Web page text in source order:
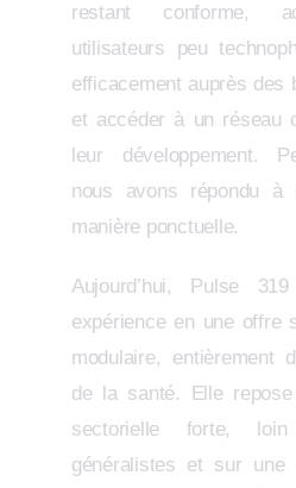
restant conforme,
utilisateurs peu
efficacement auprès des
et accéder à un réseau
leur développement.
nous avons répondu à
manière ponctuelle.
Aujourd’hui, Pulse
expérience en une offre
modulaire, entièrement
de la santé. Elle
sectorielle forte,
généralistes et sur une